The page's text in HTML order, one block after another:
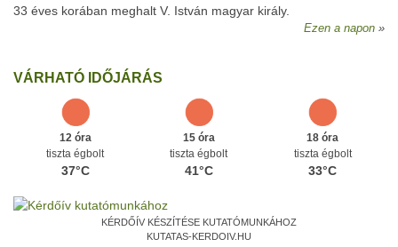
33 éves korában meghalt V. István magyar király.
Ezen a napon
VÁRHATÓ IDŐJÁRÁS
12 óra
tiszta égbolt
37°C
15 óra
tiszta égbolt
41°C
18 óra
tiszta égbolt
33°C
KÉRDŐÍV KÉSZÍTÉSE KUTATÓMUNKÁHOZ
KUTATAS-KERDOIV.HU